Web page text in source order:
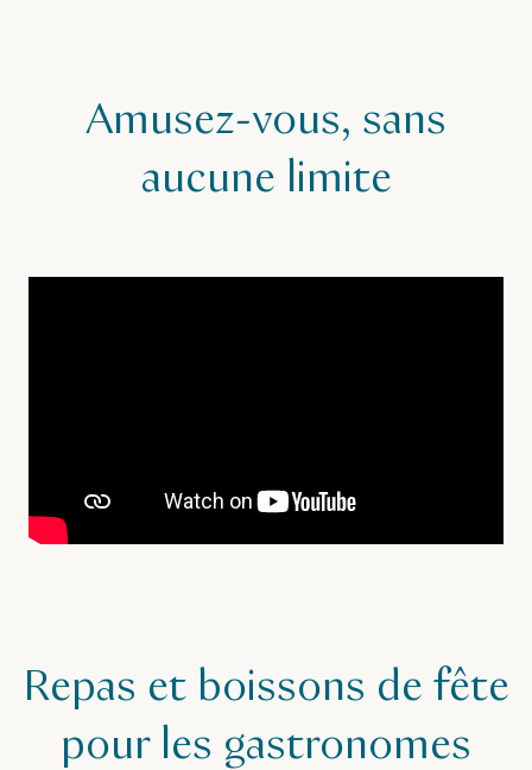
Amusez-vous, sans
aucune limite
Repas et boissons de fête
pour les gastronomes